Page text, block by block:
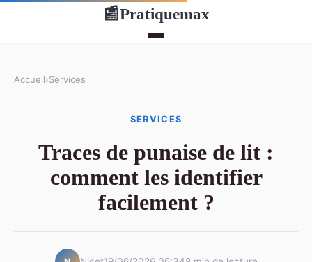
📰Pratiquemax
Accueil›Services
SERVICES
Traces de punaise de lit :
comment les identifier
facilement ?